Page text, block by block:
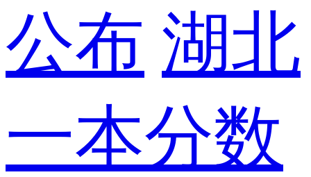
公布 湖北
一本分数